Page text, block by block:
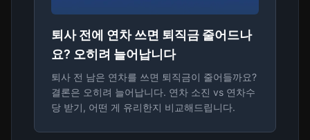
퇴사 전에 연차 쓰면 퇴직금 줄어드나
요? 오히려 늘어납니다
퇴사 전 남은 연차를 쓰면 퇴직금이 줄어들까요?
결론은 오히려 늘어납니다. 연차 소진 vs 연차수
당 받기, 어떤 게 유리한지 비교해드립니다.